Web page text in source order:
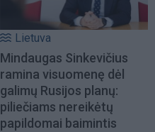
Lietuva
Mindaugas Sinkevičius
ramina visuomenę dėl
galimų Rusijos planų:
piliečiams nereikėtų
papildomai baimintis